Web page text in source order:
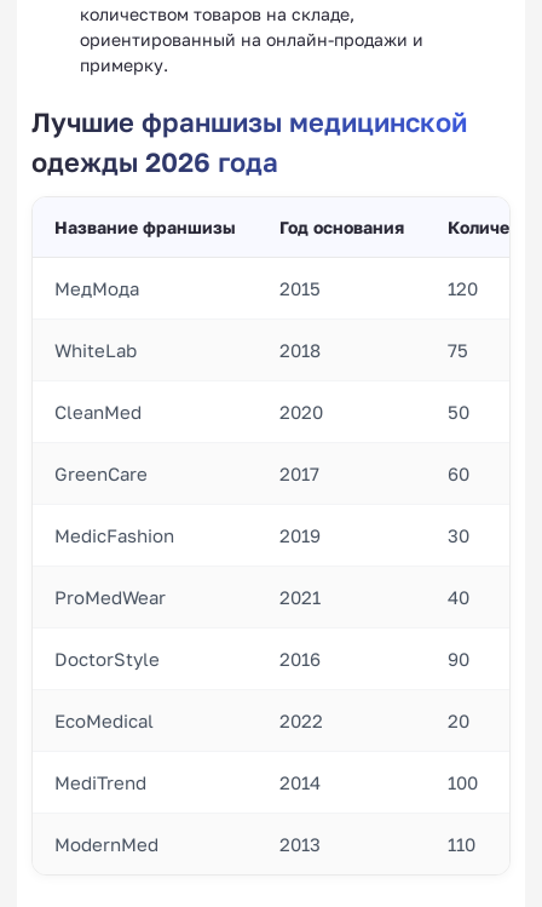
количеством товаров на складе,
ориентированный на онлайн-продажи и
примерку.
Лучшие франшизы медицинской
одежды 2026 года
Название франшизы Год основания
МедМода 2015 120
WhiteLab 2018 75
CleanMed 2020 50
GreenCare 2017 60
MedicFashion 2019 30
ProMedWear 2021 40
DoctorStyle 2016 90
EcoMedical 2022 20
MediTrend 2014 100
ModernMed 2013 110